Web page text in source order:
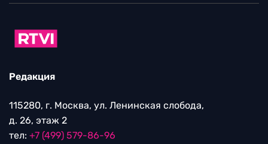
Редакция
115280, г. Москва, ул. Ленинская слобода,
д. 26, этаж 2
тел: +7 (499) 579-86-96